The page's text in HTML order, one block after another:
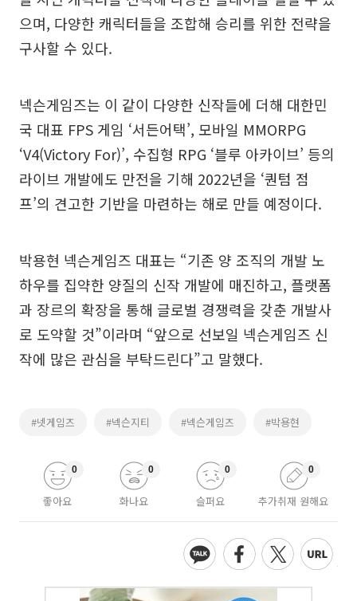
으며, 다양한 캐릭터들을 조합해 승리를 위한 전략을
구사할 수 있다.
넥슨게임즈는 이 같이 다양한 신작들에 더해 대한민
국 대표 FPS 게임 ‘서든어택’, 모바일 MMORPG
‘V4(Victory For)’, 수집형 RPG ‘블루 아카이브’ 등의
라이브 개발에도 만전을 기해 2022년을 ‘퀀텀 점
프’의 견고한 기반을 마련하는 해로 만들 예정이다.
박용현 넥슨게임즈 대표는 “기존 양 조직의 개발 노
하우를 집약한 양질의 신작 개발에 매진하고, 플랫폼
과 장르의 확장을 통해 글로벌 경쟁력을 갖춘 개발사
로 도약할 것”이라며 “앞으로 선보일 넥슨게임즈 신
작에 많은 관심을 부탁드린다”고 말했다.
#넷게임즈 #넥슨지티 #넥슨게임즈 #박용현
좋아요
0
화나요
0
슬퍼요
0
추가취재 원해요
0